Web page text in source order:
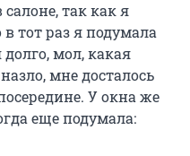
так как я
тот раз я подумала
мол, какая
мне досталось
У окна же
еще подумала: